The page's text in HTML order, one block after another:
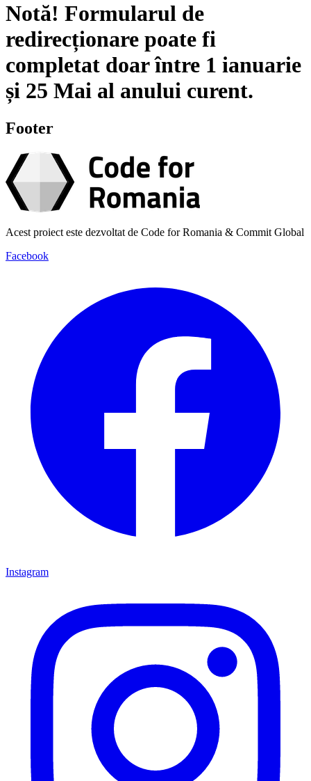
Notă! Formularul de
redirecționare poate fi
completat doar între 1 ianuarie
și 25 Mai al anului curent.
Footer
Acest proiect este dezvoltat de Code for Romania & Commit Global
Facebook
Instagram